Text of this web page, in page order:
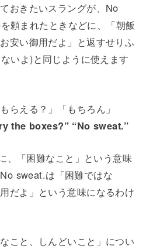
おきたいスラングが、No
頼まれたときなどに、「朝飯
安い御用だよ」と返すせりふ
いよ)と同じように使えます
らえる？」「もちろん」
the boxes?” “No sweat.”
、「困難なこと」という意味
sweat.は「困難ではな
だよ」という意味になるわけ
こと、しんどいこと」につい